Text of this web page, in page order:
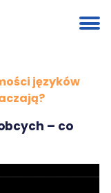
języków
– co